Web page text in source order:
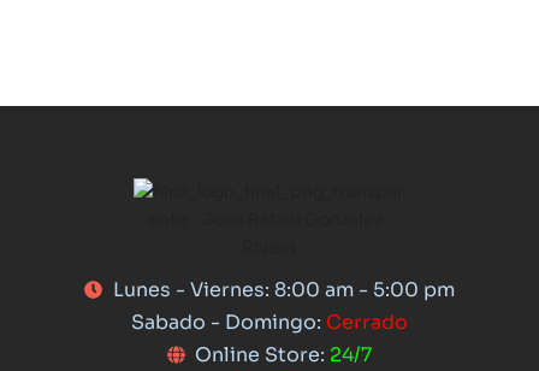
Lunes - Viernes: 8:00 am - 5:00 pm
Sabado - Domingo: Cerrado
Online Store: 24/7